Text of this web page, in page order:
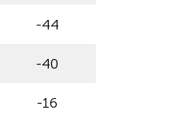
-44
-40
-16